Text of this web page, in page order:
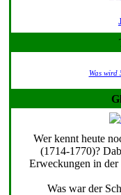
Was wird
Wer kennt heute
(1714-1770)?
Erweckungen in der
Was war der